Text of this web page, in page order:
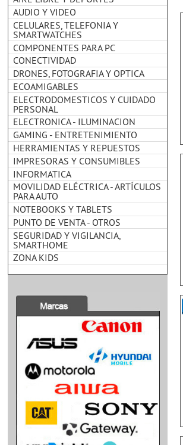
AUDIO Y VIDEO
CELULARES, TELEFONIA Y
SMARTWATCHES
COMPONENTES PARA PC
CONECTIVIDAD
DRONES, FOTOGRAFIA Y OPTICA
ECOAMIGABLES
ELECTRODOMESTICOS Y CUIDADO
PERSONAL
ELECTRONICA - ILUMINACION
GAMING - ENTRETENIMIENTO
HERRAMIENTAS Y REPUESTOS
IMPRESORAS Y CONSUMIBLES
INFORMATICA
MOVILIDAD ELÉCTRICA - ARTÍCULOS
PARA AUTO
NOTEBOOKS Y TABLETS
PUNTO DE VENTA - OTROS
SEGURIDAD Y VIGILANCIA,
SMARTHOME
ZONA KIDS